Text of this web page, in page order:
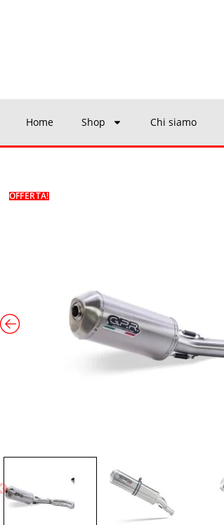
Home Shop Chi siamo
OFFERTA!